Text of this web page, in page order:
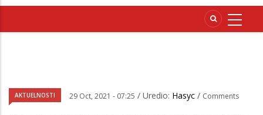
AKTUELNOSTI 29 Oct, 2021 - 07:25 / Uredio: Hasyc / Comments